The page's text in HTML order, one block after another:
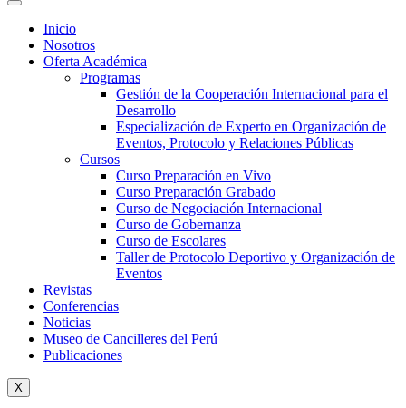
Inicio
Nosotros
Oferta Académica
Programas
Gestión de la Cooperación Internacional para el
Desarrollo
Especialización de Experto en Organización de
Eventos, Protocolo y Relaciones Públicas
Cursos
Curso Preparación en Vivo
Curso Preparación Grabado
Curso de Negociación Internacional
Curso de Gobernanza
Curso de Escolares
Taller de Protocolo Deportivo y Organización de
Eventos
Revistas
Conferencias
Noticias
Museo de Cancilleres del Perú
Publicaciones
X